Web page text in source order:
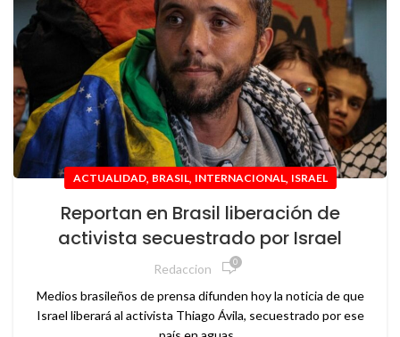
ACTUALIDAD, BRASIL, INTERNACIONAL, ISRAEL
Reportan en Brasil liberación de
activista secuestrado por Israel
Redaccion 0
Medios brasileños de prensa difunden hoy la noticia de que
Israel liberará al activista Thiago Ávila, secuestrado por ese